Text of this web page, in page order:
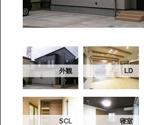
外観 LD
SCL 寝室